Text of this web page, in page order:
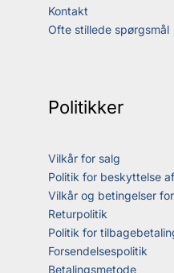
Kontakt
Ofte stillede spørgsmål
Politikker
Vilkår for salg
Politik for beskyttelse
Vilkår og betingelser
Returpolitik
Politik for
Forsendelsespolitik
Betalingsmetode